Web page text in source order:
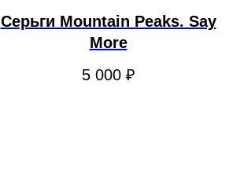
Серьги Mountain Peaks. Say
More
5 000 ₽